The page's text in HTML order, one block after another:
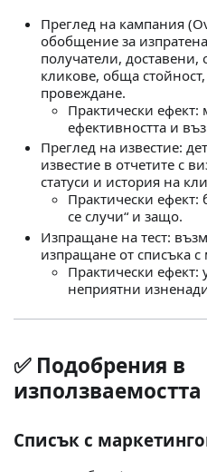
Преглед на кампания
обобщение за
получатели,
кликове, обща
провеждане.
Практически
ефективността и
Преглед на известие:
известие в отчетите с
статуси и история на
Практически ефект:
се случи“ и защо.
Изпращане на тест:
изпращане от списъка
Практически
неприятни
✅ Подобрения в
използваемостта
Списък с